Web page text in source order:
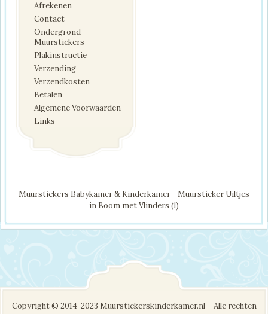
Afrekenen
Contact
Ondergrond
Muurstickers
Plakinstructie
Verzending
Verzendkosten
Betalen
Algemene Voorwaarden
Links
Muurstickers Babykamer & Kinderkamer - Muursticker Uiltjes
in Boom met Vlinders (1)
Copyright © 2014-2023 Muurstickerskinderkamer.nl – Alle rechten